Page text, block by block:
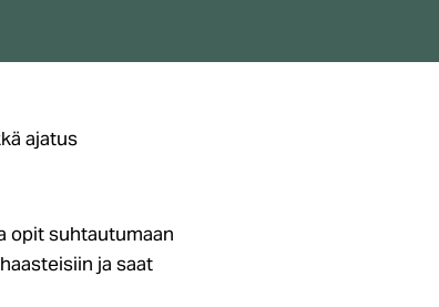
ajatus
opit suhtautumaan
ja saat